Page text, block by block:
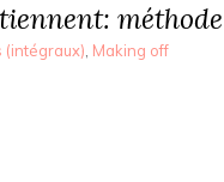
(intégraux) Making off